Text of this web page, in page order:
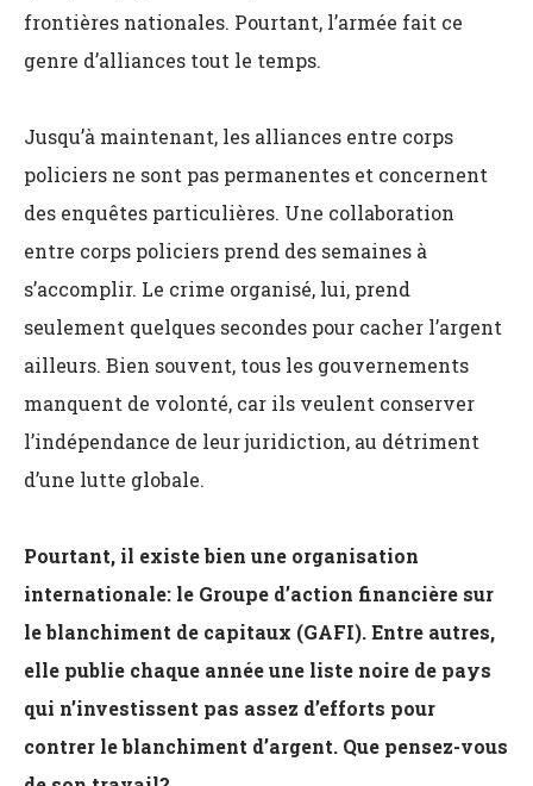
frontières nationales. Pourtant, l’armée fait ce
genre d’alliances tout le temps.
Jusqu’à maintenant, les alliances entre corps
policiers ne sont pas permanentes et concernent
des enquêtes particulières. Une collaboration
entre corps policiers prend des semaines à
s’accomplir. Le crime organisé, lui, prend
seulement quelques secondes pour cacher l’argent
ailleurs. Bien souvent, tous les gouvernements
manquent de volonté, car ils veulent conserver
l’indépendance de leur juridiction, au détriment
d’une lutte globale.
Pourtant, il existe bien une organisation
internationale: le Groupe d’action financière sur
le blanchiment de capitaux (GAFI). Entre autres,
elle publie chaque année une liste noire de pays
qui n’investissent pas assez d’efforts pour
contrer le blanchiment d’argent. Que pensez-vous